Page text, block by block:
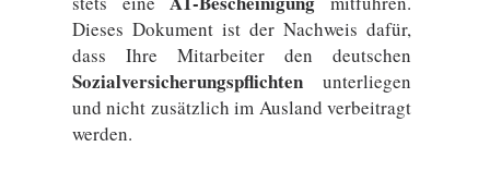
Dieses Dokument ist der Nachweis dafür,
dass Ihre Mitarbeiter den deutschen
Sozialversicherungspflichten unterliegen
und nicht zusätzlich im Ausland verbeitragt
werden.